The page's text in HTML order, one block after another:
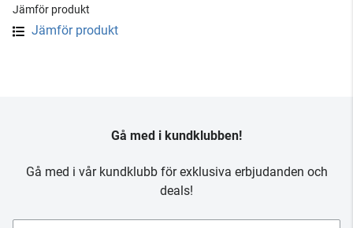
Jämför produkt
Jämför produkt
Gå med i kundklubben!
Gå med i vår kundklubb för exklusiva erbjudanden och
deals!